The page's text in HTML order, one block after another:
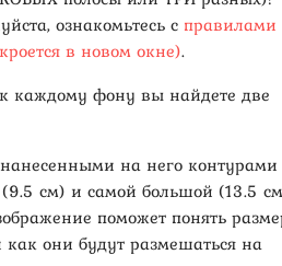
ознакомьтесь с правилами
в новом окне).
каждому фону вы найдете две
на него контурами
см) и самой большой (13.5
поможет понять
они будут размешаться на